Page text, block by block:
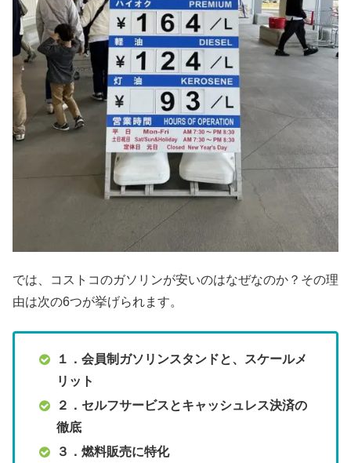
では、コストコのガソリンが安いのはなぜなのか？その理
由は次の6つが挙げられます。
１．会員制ガソリンスタンドと、スケールメ
リット
２．セルフサービスとキャッシュレス決済の
徹底
３．燃料販売に特化